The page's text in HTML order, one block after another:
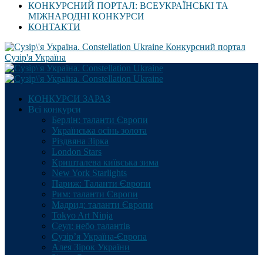
КОНКУРСНИЙ ПОРТАЛ: ВСЕУКРАЇНСЬКІ ТА
МІЖНАРОДНІ КОНКУРСИ
КОНТАКТИ
Конкурсний портал
Сузір'я Україна
КОНКУРСИ ЗАРАЗ
Всі конкурси
Берлін: таланти Європи
Українська осінь золота
Різдвяна Зірка
London Stars
Кришталева київська зима
New York Starlights
Париж: Таланти Європи
Рим: таланти Європи
Мадрид: таланти Європи
Tokyo Art Ninja
Сеул: небо талантів
Сузір’я Україна-Європа
Алея Зірок України